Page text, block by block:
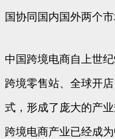
国协同国内国外两个
中国跨境电商自上世
跨境零售站、全球开
式，形成了庞大的产
跨境电商产业已经成